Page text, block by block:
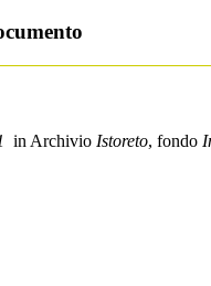
in Archivio Istoreto, fondo